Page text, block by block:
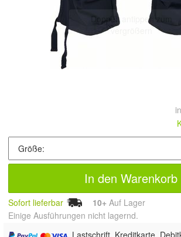
Doppelt antippen zum
vergrößern
In den Warenkorb
Sofort lieferbar 10+ Auf Lager
Einige Ausführungen nicht lagernd.
, Lastschrift, Kreditkarte,